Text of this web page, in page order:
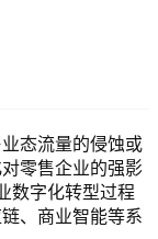
态流量的侵蚀或
零售企业的强影
数字化转型过程
、商业智能等系